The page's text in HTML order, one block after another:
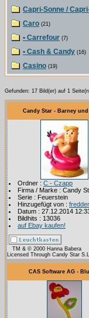
Capri-Sonne /
Caro (21)
• Carrefour (7)
• Cash & Candy (16)
Casino (19)
Gefunden: 17 Bild(er) auf 1
Candy Star - Barney
Ordner : C - Czapp
Firma / Marke : Candy
Serie : Feuerstein
Hinzugefügt von :
Datum : 27.12.2014
Bildhits : 13036
auf Ebay kaufen!
TM & © 2000 Hanna Babera
Licensed Through Candy Star
CAS Software AG -